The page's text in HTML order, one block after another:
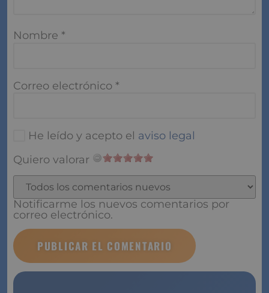
Nombre *
Correo electrónico *
He leído y acepto el aviso legal
Quiero valorar
Notificarme los nuevos comentarios por
correo electrónico.